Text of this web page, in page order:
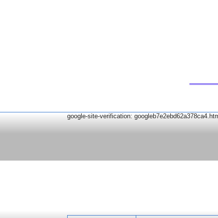
google-site-verification: